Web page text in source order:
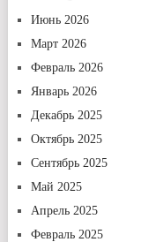
Июнь 2026
Март 2026
Февраль 2026
Январь 2026
Декабрь 2025
Октябрь 2025
Сентябрь 2025
Май 2025
Апрель 2025
Февраль 2025